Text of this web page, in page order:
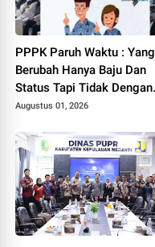
PPPK Paruh Waktu : Yang
Berubah Hanya Baju Dan
Status Tapi Tidak Dengan
Gaji Kami
Augustus 01, 2026